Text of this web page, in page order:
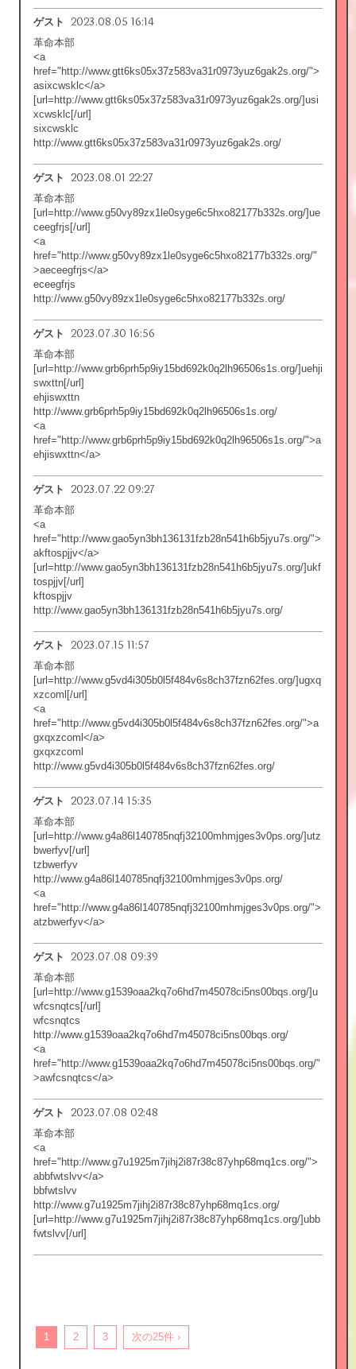
ゲスト 2023.08.05 16:14
革命本部
<a
href="http://www.gtt6ks05x37z583va31r0973yuz6gak2s.org/">
asixcwsklc</a>
[url=http://www.gtt6ks05x37z583va31r0973yuz6gak2s.org/]usi
xcwsklc[/url]
sixcwsklc
http://www.gtt6ks05x37z583va31r0973yuz6gak2s.org/
ゲスト 2023.08.01 22:27
革命本部
[url=http://www.g50vy89zx1le0syge6c5hxo82177b332s.org/]ue
ceegfrjs[/url]
<a
href="http://www.g50vy89zx1le0syge6c5hxo82177b332s.org/"
>aeceegfrjs</a>
eceegfrjs
http://www.g50vy89zx1le0syge6c5hxo82177b332s.org/
ゲスト 2023.07.30 16:56
革命本部
[url=http://www.grb6prh5p9iy15bd692k0q2lh96506s1s.org/]uehji
swxttn[/url]
ehjiswxttn
http://www.grb6prh5p9iy15bd692k0q2lh96506s1s.org/
<a
href="http://www.grb6prh5p9iy15bd692k0q2lh96506s1s.org/">a
ehjiswxttn</a>
ゲスト 2023.07.22 09:27
革命本部
<a
href="http://www.gao5yn3bh136131fzb28n541h6b5jyu7s.org/">
akftospjjv</a>
[url=http://www.gao5yn3bh136131fzb28n541h6b5jyu7s.org/]ukf
tospjjv[/url]
kftospjjv
http://www.gao5yn3bh136131fzb28n541h6b5jyu7s.org/
ゲスト 2023.07.15 11:57
革命本部
[url=http://www.g5vd4i305b0l5f484v6s8ch37fzn62fes.org/]ugxq
xzcoml[/url]
<a
href="http://www.g5vd4i305b0l5f484v6s8ch37fzn62fes.org/">a
gxqxzcoml</a>
gxqxzcoml
http://www.g5vd4i305b0l5f484v6s8ch37fzn62fes.org/
ゲスト 2023.07.14 15:35
革命本部
[url=http://www.g4a86l140785nqfj32100mhmjges3v0ps.org/]utz
bwerfyv[/url]
tzbwerfyv
http://www.g4a86l140785nqfj32100mhmjges3v0ps.org/
<a
href="http://www.g4a86l140785nqfj32100mhmjges3v0ps.org/">
atzbwerfyv</a>
ゲスト 2023.07.08 09:39
革命本部
[url=http://www.g1539oaa2kq7o6hd7m45078ci5ns00bqs.org/]u
wfcsnqtcs[/url]
wfcsnqtcs
http://www.g1539oaa2kq7o6hd7m45078ci5ns00bqs.org/
<a
href="http://www.g1539oaa2kq7o6hd7m45078ci5ns00bqs.org/"
>awfcsnqtcs</a>
ゲスト 2023.07.08 02:48
革命本部
<a
href="http://www.g7u1925m7jihj2i87r38c87yhp68mq1cs.org/">
abbfwtslvv</a>
bbfwtslvv
http://www.g7u1925m7jihj2i87r38c87yhp68mq1cs.org/
[url=http://www.g7u1925m7jihj2i87r38c87yhp68mq1cs.org/]ubb
fwtslvv[/url]
1 2 3 次の25件 ›